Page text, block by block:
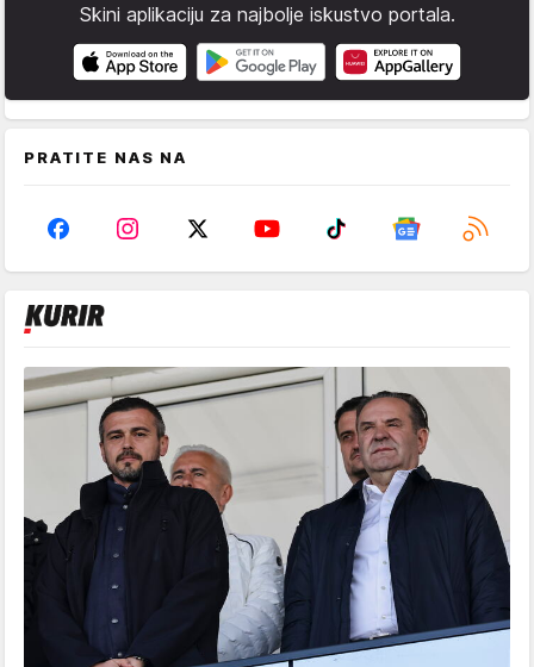
Skini aplikaciju za najbolje iskustvo portala.
PRATITE NAS NA